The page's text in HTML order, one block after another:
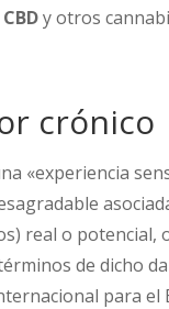
CBDy otros
crónico
«experiencia
real o potencial,
de dicho
para el